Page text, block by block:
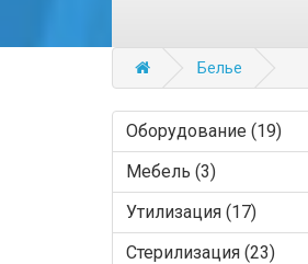
Белье
Оборудование (19)
Мебель (3)
Утилизация (17)
Стерилизация (23)